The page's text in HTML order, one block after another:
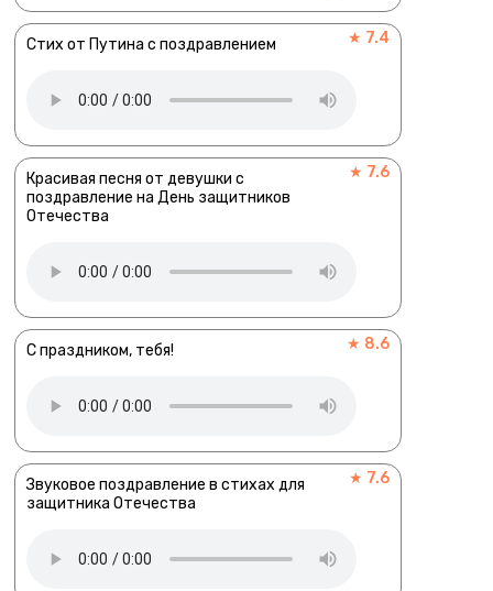
Стих от Путина с поздравлением ★ 7.4
Красивая песня от девушки с
поздравление на День защитников
Отечества
★ 7.6
С праздником, тебя! ★ 8.6
Звуковое поздравление в стихах для
защитника Отечества
★ 7.6